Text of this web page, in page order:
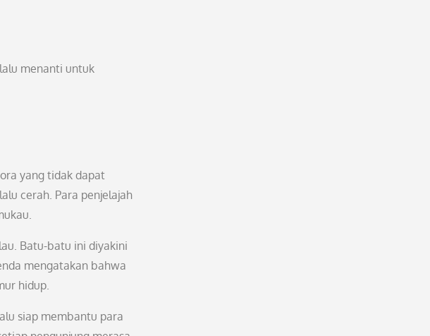
menanti untuk
yang tidak dapat
cerah. Para penjelajah
Batu-batu ini diyakini
mengatakan bahwa
hidup.
siap membantu para